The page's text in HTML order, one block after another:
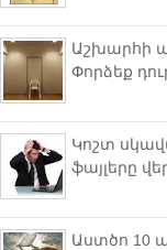
Աշխարհի
Փորձեք
Կոշտ
ֆայլերը
Աստծո 10